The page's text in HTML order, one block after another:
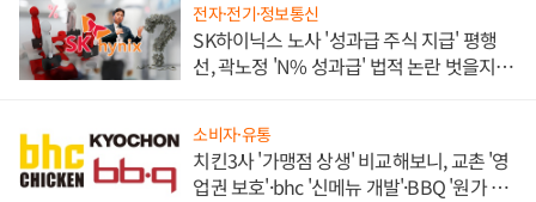
전자·전기·정보통신
SK하이닉스 노사 '성과급 주식 지급' 평행
선, 곽노정 'N% 성과급' 법적 논란 벗을지 주
소비자·유통
치킨3사 '가맹점 상생' 비교해보니, 교촌 '영
업권 보호'·bhc '신메뉴 개발'·BBQ '원가 부